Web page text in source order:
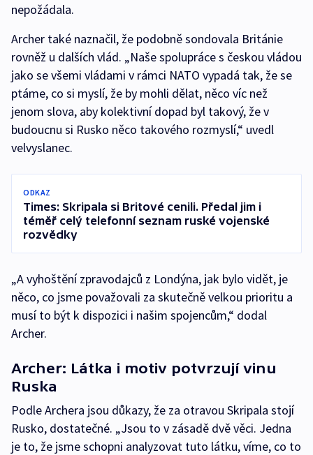
nepožádala.
Archer také naznačil, že podobně sondovala Británie
rovněž u dalších vlád. „Naše spolupráce s českou vládou
jako se všemi vládami v rámci NATO vypadá tak, že se
ptáme, co si myslí, že by mohli dělat, něco víc než
jenom slova, aby kolektivní dopad byl takový, že v
budoucnu si Rusko něco takového rozmyslí,“ uvedl
velvyslanec.
ODKAZ
Times: Skripala si Britové cenili. Předal jim i
téměř celý telefonní seznam ruské vojenské
rozvědky
„A vyhoštění zpravodajců z Londýna, jak bylo vidět, je
něco, co jsme považovali za skutečně velkou prioritu a
musí to být k dispozici i našim spojencům,“ dodal
Archer.
Archer: Látka i motiv potvrzují vinu
Ruska
Podle Archera jsou důkazy, že za otravou Skripala stojí
Rusko, dostatečné. „Jsou to v zásadě dvě věci. Jedna
je to, že jsme schopni analyzovat tuto látku, víme, co to